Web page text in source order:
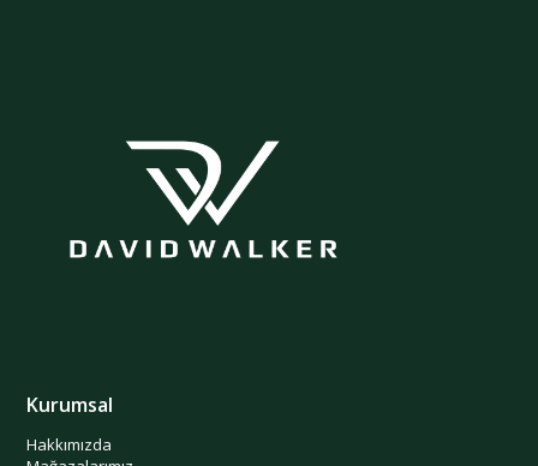
Kurumsal
Hakkımızda